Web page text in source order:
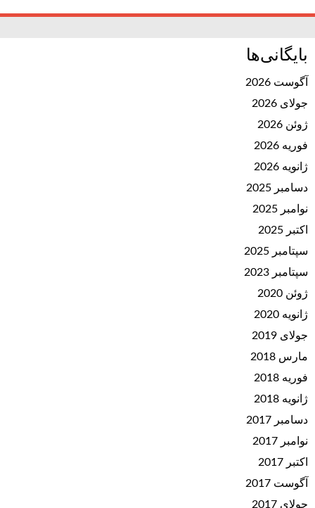
بایگانی‌ها
آگوست 2026
جولای 2026
ژوئن 2026
فوریه 2026
ژانویه 2026
دسامبر 2025
نوامبر 2025
اکتبر 2025
سپتامبر 2025
سپتامبر 2023
ژوئن 2020
ژانویه 2020
جولای 2019
مارس 2018
فوریه 2018
ژانویه 2018
دسامبر 2017
نوامبر 2017
اکتبر 2017
آگوست 2017
جولای 2017